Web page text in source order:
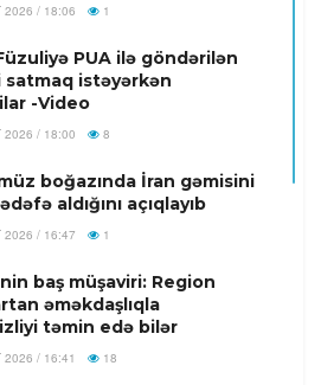
2026 / 18:06 1
PUA ilə göndərilən
istəyərkən
-Video
2026 / 18:00 8
boğazında İran gəmisini
aldığını açıqlayıb
2026 / 16:47 1
baş müşaviri: Region
əməkdaşlıqla
təmin edə bilər
2026 / 16:41 18